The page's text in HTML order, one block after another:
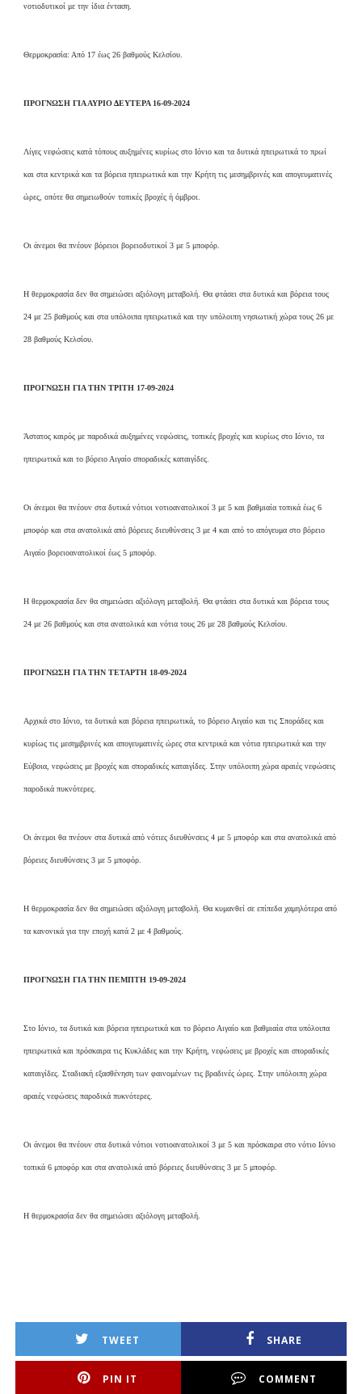
νοτιοδυτικοί με την ίδια ένταση.
Θερμοκρασία: Από 17 έως 26 βαθμούς Κελσίου.
ΠΡΟΓΝΩΣΗ ΓΙΑ ΑΥΡΙΟ ΔΕΥΤΕΡΑ 16-09-2024
Λίγες νεφώσεις κατά τόπους αυξημένες κυρίως στο Ιόνιο και τα δυτικά ηπειρωτικά το πρωί
και στα κεντρικά και τα βόρεια ηπειρωτικά και την Κρήτη τις μεσημβρινές και απογευματινές
ώρες, οπότε θα σημειωθούν τοπικές βροχές ή όμβροι.
Οι άνεμοι θα πνέουν βόρειοι βορειοδυτικοί 3 με 5 μποφόρ.
Η θερμοκρασία δεν θα σημειώσει αξιόλογη μεταβολή. Θα φτάσει στα δυτικά και βόρεια τους
24 με 25 βαθμούς και στα υπόλοιπα ηπειρωτικά και την υπόλοιπη νησιωτική χώρα τους 26 με
28 βαθμούς Κελσίου.
ΠΡΟΓΝΩΣΗ ΓΙΑ ΤΗΝ ΤΡΙΤΗ 17-09-2024
Άστατος καιρός με παροδικά αυξημένες νεφώσεις, τοπικές βροχές και κυρίως στο Ιόνιο, τα
ηπειρωτικά και το βόρειο Αιγαίο σποραδικές καταιγίδες.
Οι άνεμοι θα πνέουν στα δυτικά νότιοι νοτιοανατολικοί 3 με 5 και βαθμιαία τοπικά έως 6
μποφόρ και στα ανατολικά από βόρειες διευθύνσεις 3 με 4 και από το απόγευμα στο βόρειο
Αιγαίο βορειοανατολικοί έως 5 μποφόρ.
Η θερμοκρασία δεν θα σημειώσει αξιόλογη μεταβολή. Θα φτάσει στα δυτικά και βόρεια τους
24 με 26 βαθμούς και στα ανατολικά και νότια τους 26 με 28 βαθμούς Κελσίου.
ΠΡΟΓΝΩΣΗ ΓΙΑ ΤΗΝ ΤΕΤΑΡΤΗ 18-09-2024
Αρχικά στο Ιόνιο, τα δυτικά και βόρεια ηπειρωτικά, το βόρειο Αιγαίο και τις Σποράδες και
κυρίως τις μεσημβρινές και απογευματινές ώρες στα κεντρικά και νότια ηπειρωτικά και την
Εύβοια, νεφώσεις με βροχές και σποραδικές καταιγίδες. Στην υπόλοιπη χώρα αραιές νεφώσεις
παροδικά πυκνότερες.
Οι άνεμοι θα πνέουν στα δυτικά από νότιες διευθύνσεις 4 με 5 μποφόρ και στα ανατολικά από
βόρειες διευθύνσεις 3 με 5 μποφόρ.
Η θερμοκρασία δεν θα σημειώσει αξιόλογη μεταβολή. Θα κυμανθεί σε επίπεδα χαμηλότερα από
τα κανονικά για την εποχή κατά 2 με 4 βαθμούς.
ΠΡΟΓΝΩΣΗ ΓΙΑ ΤΗΝ ΠΕΜΠΤΗ 19-09-2024
Στο Ιόνιο, τα δυτικά και βόρεια ηπειρωτικά και το βόρειο Αιγαίο και βαθμιαία στα υπόλοιπα
ηπειρωτικά και πρόσκαιρα τις Κυκλάδες και την Κρήτη, νεφώσεις με βροχές και σποραδικές
καταιγίδες. Σταδιακή εξασθένηση των φαινομένων τις βραδινές ώρες. Στην υπόλοιπη χώρα
αραιές νεφώσεις παροδικά πυκνότερες.
Οι άνεμοι θα πνέουν στα δυτικά νότιοι νοτιοανατολικοί 3 με 5 και πρόσκαιρα στο νότιο Ιόνιο
τοπικά 6 μποφόρ και στα ανατολικά από βόρειες διευθύνσεις 3 με 5 μποφόρ.
Η θερμοκρασία δεν θα σημειώσει αξιόλογη μεταβολή.
TWEET SHARE
PIN IT COMMENT